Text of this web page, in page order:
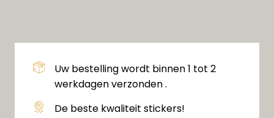
Uw bestelling wordt binnen 1 tot 2
werkdagen verzonden .
De beste kwaliteit stickers!